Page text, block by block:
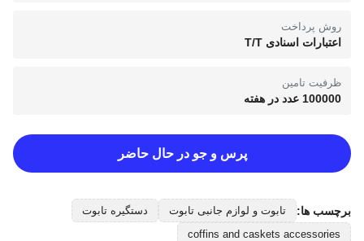
روش پرداخت
اعتبارات اسنادی T/T
ظرفیت تامین
100000 عدد در هفته
پرس و جو در حال حاضر
برچسب ها: تابوت و لوازم جانبی تابوت
دستگیره تابوت
coffins and caskets accessories